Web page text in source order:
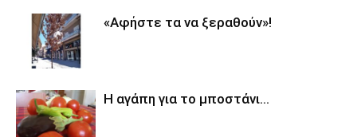
«Αφήστε τα να ξεραθούν»!
Η αγάπη για το μποστάνι…